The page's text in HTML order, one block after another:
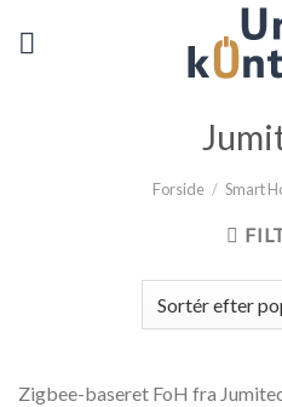
Forside / Smart
Zigbee-baseret FoH fra